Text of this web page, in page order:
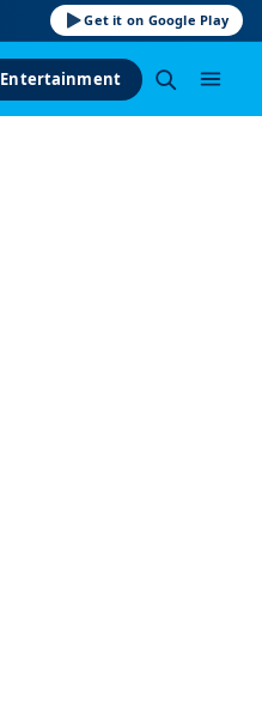
Get it on Google Play
Entertainment